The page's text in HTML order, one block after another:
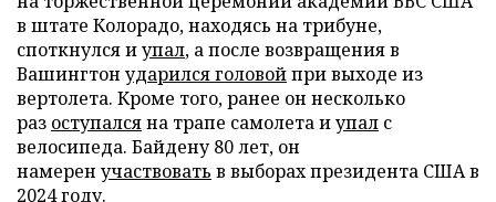
в штате Колорадо, находясь на трибуне,
споткнулся иупал, а после возвращения в
Вашингтон ударился головойпри выходе из
вертолета. Кроме того, ранее он несколько
раз оступалсяна трапе самолета иупал с
велосипеда. Байдену 80 лет, он
намерен участвовать в выборах президента США в
2024 году.